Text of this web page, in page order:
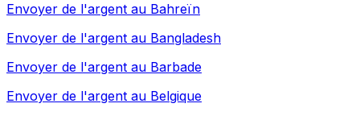
Envoyer de l'argent au Bahreïn
Envoyer de l'argent au Bangladesh
Envoyer de l'argent au Barbade
Envoyer de l'argent au Belgique